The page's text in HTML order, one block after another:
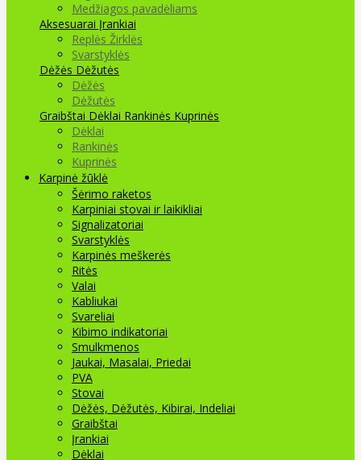
Medžiagos pavadėliams
Aksesuarai Įrankiai
Replės Žirklės
Svarstyklės
Dėžės Dėžutės
Dėžės
Dėžutės
Graibštai Dėklai Rankinės Kuprinės
Dėklai
Rankinės
Kuprinės
Karpinė žūklė
Šėrimo raketos
Karpiniai stovai ir laikikliai
Signalizatoriai
Svarstyklės
Karpinės meškerės
Ritės
Valai
Kabliukai
Svareliai
Kibimo indikatoriai
Smulkmenos
Jaukai, Masalai, Priedai
PVA
Stovai
Dėžės, Dėžutės, Kibirai, Indeliai
Graibštai
Įrankiai
Dėklai